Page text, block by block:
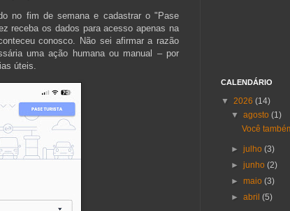
no fim de semana e cadastrar o "Pase
receba os dados para acesso apenas na
conosco. Não sei afirmar a razão
uma ação humana ou manual – por
úteis.
CALENDÁRIO
▼ 2026 (14)
▼agosto(1)
Você
►julho(3)
►junho(2)
►maio(3)
►abril(5)